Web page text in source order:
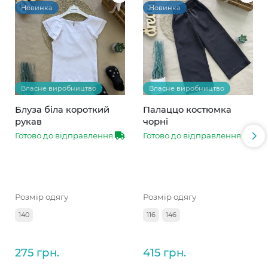
Новинка
Власне виробництво
Блуза біла короткий
рукав
Готово до відправлення
Розмір одягу
140
275 грн.
Новинка
Власне виробництво
Палаццо костюмка
чорні
Готово до відправлення
Розмір одягу
116 146
415 грн.